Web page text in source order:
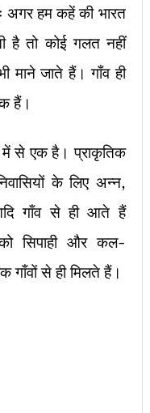
अगर हम कहें की भारत
है तो कोई गलत नहीं
माने जाते हैं। गाँव ही
हैं।
में से एक है। प्राकृतिक
के लिए अन्न,
गाँव से ही आते हैं
सिपाही और कल-
गाँवों से ही मिलते हैं।